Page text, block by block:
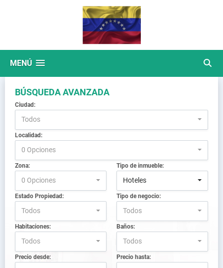
MENÚ
BÚSQUEDA AVANZADA
Ciudad:
Todos
Localidad:
0 Opciones
Zona:
0 Opciones
Tipo de inmueble:
Hoteles
Estado Propiedad:
Todos
Tipo de negocio:
Todos
Habitaciones:
Todos
Baños:
Todos
Precio desde: Precio hasta: